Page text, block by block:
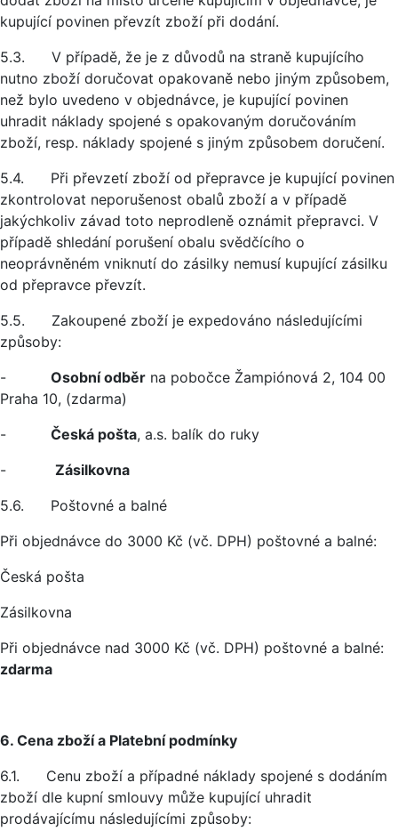
kupující povinen převzít zboží při dodání.
5.3. V případě, že je z důvodů na straně kupujícího
nutno zboží doručovat opakovaně nebo jiným způsobem,
než bylo uvedeno v objednávce, je kupující povinen
uhradit náklady spojené s opakovaným doručováním
zboží, resp. náklady spojené s jiným způsobem doručení.
5.4. Při převzetí zboží od přepravce je kupující povinen
zkontrolovat neporušenost obalů zboží a v případě
jakýchkoliv závad toto neprodleně oznámit přepravci. V
případě shledání porušení obalu svědčícího o
neoprávněném vniknutí do zásilky nemusí kupující zásilku
od přepravce převzít.
5.5. Zakoupené zboží je expedováno následujícími
způsoby:
- Osobní odběr na pobočce Žampiónová 2, 104 00
Praha 10, (zdarma)
- Česká pošta, a.s. balík do ruky
- Zásilkovna
5.6. Poštovné a balné
Při objednávce do 3000 Kč (vč. DPH) poštovné a balné:
Česká pošta
Zásilkovna
Při objednávce nad 3000 Kč (vč. DPH) poštovné a balné:
zdarma
6. Cena zboží a Platební podmínky
6.1. Cenu zboží a případné náklady spojené s dodáním
zboží dle kupní smlouvy může kupující uhradit
prodávajícímu následujícími způsoby: